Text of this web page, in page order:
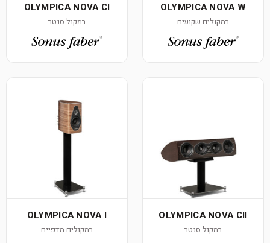
OLYMPICA NOVA W
רמקולים שקועים
OLYMPICA NOVA CI
רמקול סנטר
OLYMPICA NOVA CII
רמקול סנטר
OLYMPICA NOVA I
רמקולים מדפיים